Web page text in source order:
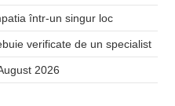
într-un singur loc
verificate de un specialist
2026